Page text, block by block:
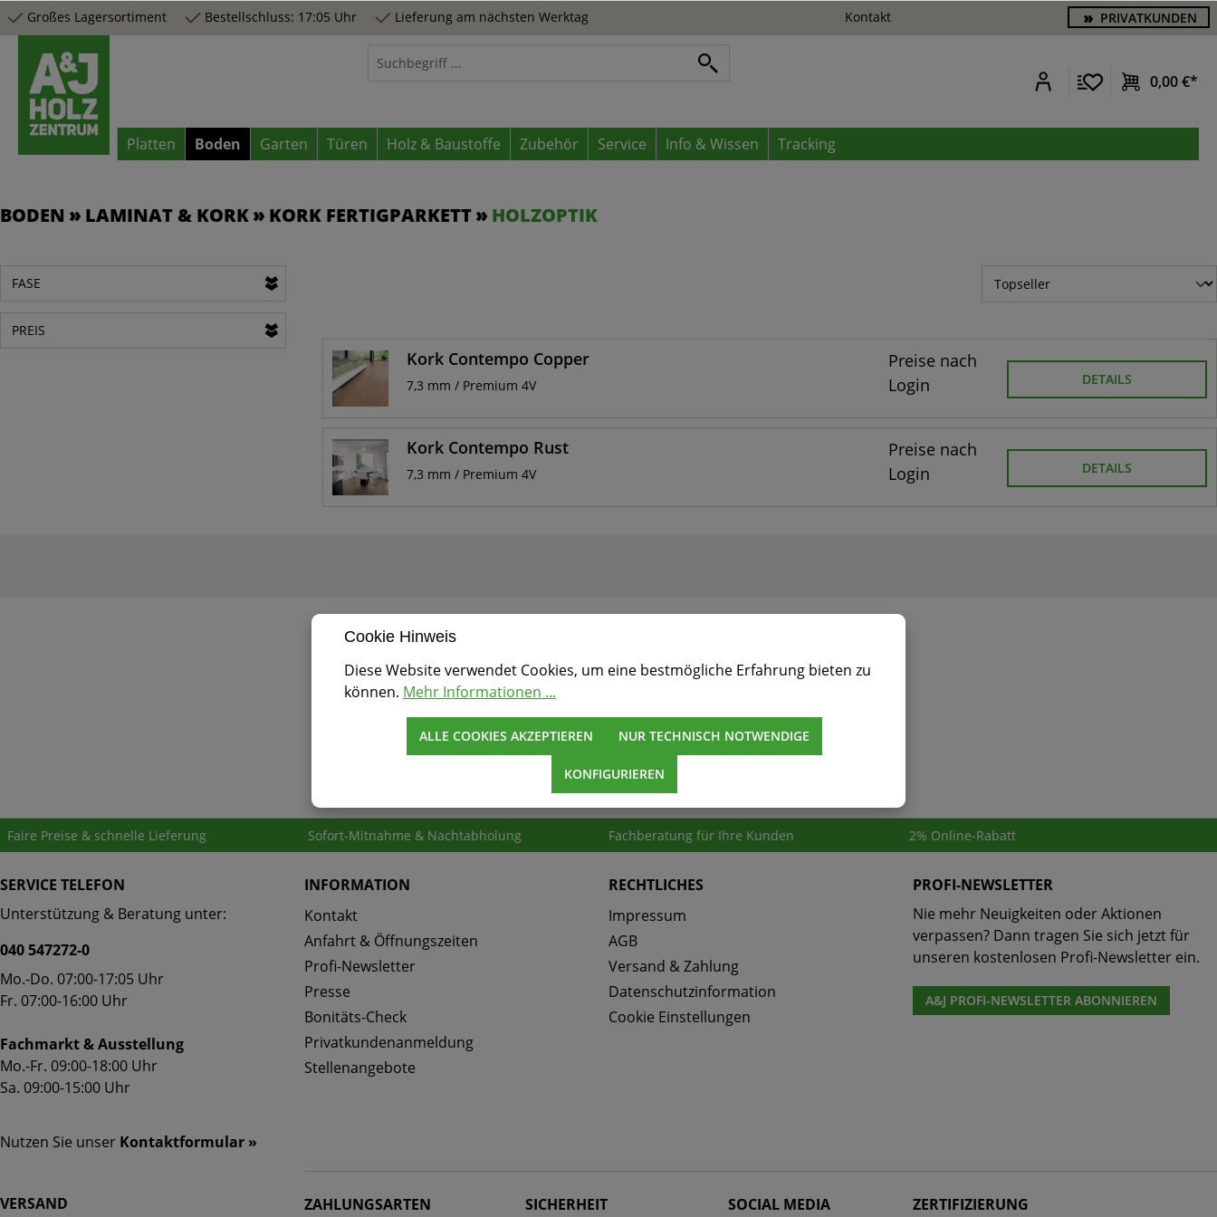
Zur Hauptnavigation springen
Großes Lagersortiment Bestellschluss: 17:05 Uhr Lieferung am nächsten Werktag Kontakt PRIVATKUNDEN
0,00 €*
Platten Boden Garten Türen Holz & Baustoffe Zubehör Service Info & Wissen Tracking
BODEN LAMINAT & KORK KORK FERTIGPARKETT HOLZOPTIK
FASE
PREIS
Kork Contempo Copper
7,3 mm / Premium 4V
Preise nach
Login
DETAILS
Kork Contempo Rust
7,3 mm / Premium 4V
Preise nach
Login
DETAILS
Faire Preise & schnelle Lieferung Sofort-Mitnahme & Nachtabholung Fachberatung für Ihre Kunden 2% Online-Rabatt
SERVICE TELEFON
Unterstützung & Beratung unter:
040 547272-0
Mo.-Do. 07:00-17:05 Uhr
Fr. 07:00-16:00 Uhr
Fachmarkt & Ausstellung
Mo.-Fr. 09:00-18:00 Uhr
Sa. 09:00-15:00 Uhr
Nutzen Sie unser Kontaktformular »
INFORMATION
Kontakt
Anfahrt & Öffnungszeiten
Profi-Newsletter
Presse
Bonitäts-Check
Privatkundenanmeldung
Stellenangebote
RECHTLICHES
Impressum
AGB
Versand & Zahlung
Datenschutzinformation
Cookie Einstellungen
PROFI-NEWSLETTER
Nie mehr Neuigkeiten oder Aktionen
verpassen? Dann tragen Sie sich jetzt für
unseren kostenlosen Profi-Newsletter ein.
A&J PROFI-NEWSLETTER ABONNIEREN
VERSAND ZAHLUNGSARTEN SICHERHEIT SOCIAL MEDIA ZERTIFIZIERUNG
Cookie Hinweis
Diese Website verwendet Cookies, um eine bestmögliche Erfahrung bieten zu
können. Mehr Informationen ...
NUR TECHNISCH NOTWENDIGE
KONFIGURIEREN
ALLE COOKIES AKZEPTIEREN